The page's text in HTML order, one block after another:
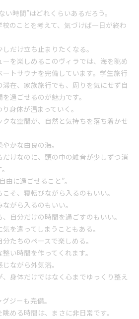
い時間”はどれくらいあるだろう。
のことを考えて、気づけば一日が終わ
だけ立ち止まりたくなる。
を楽しめるこのヴィラでは、海を眺め
トサウナを完備しています。学生旅行
在、家族旅行でも、周りを気にせず自
過ごせるのが魅力です。
身体が温まっていく。
な空間が、自然と気持ちを落ち着かせ
かな由良の海。
けなのに、頭の中の雑音が少しずつ消
由に過ごせること”。
そ、寝転びながら入るのもいい。
がら入るのもいい。
自分だけの時間を過ごすのもいい。
を遣ってしまうこともある。
たちのペースで楽しめる。
い時間を作ってくれます。
ながら外気浴。
身体だけではなく心までゆっくり整え
ジーも完備。
める時間は、まさに非日常です。